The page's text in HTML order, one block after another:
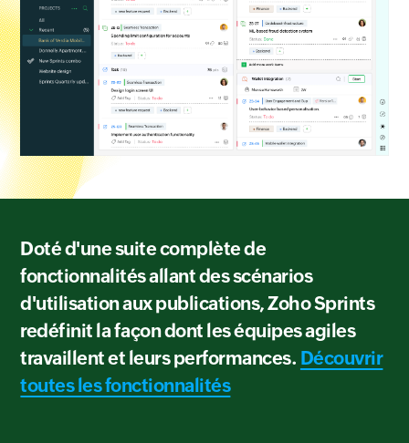
Doté d'une suite complète de
fonctionnalités allant des scénarios
d'utilisation aux publications, Zoho Sprints
redéfinit la façon dont les équipes agiles
travaillent et leurs performances. Découvrir
toutes les fonctionnalités